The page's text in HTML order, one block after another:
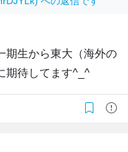
期生から東大（海外の
期待してます^_^